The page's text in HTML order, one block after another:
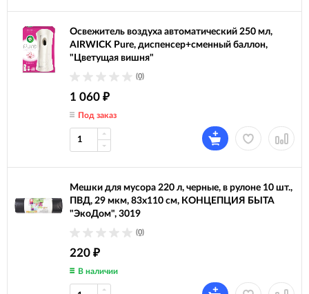
Освежитель воздуха автоматический 250 мл,
AIRWICK Pure, диспенсер+сменный баллон,
"Цветущая вишня"
(0)
1 060 ₽
Под заказ
Мешки для мусора 220 л, черные, в рулоне 10 шт.,
ПВД, 29 мкм, 83х110 см, КОНЦЕПЦИЯ БЫТА
"ЭкоДом", 3019
(0)
220 ₽
В наличии